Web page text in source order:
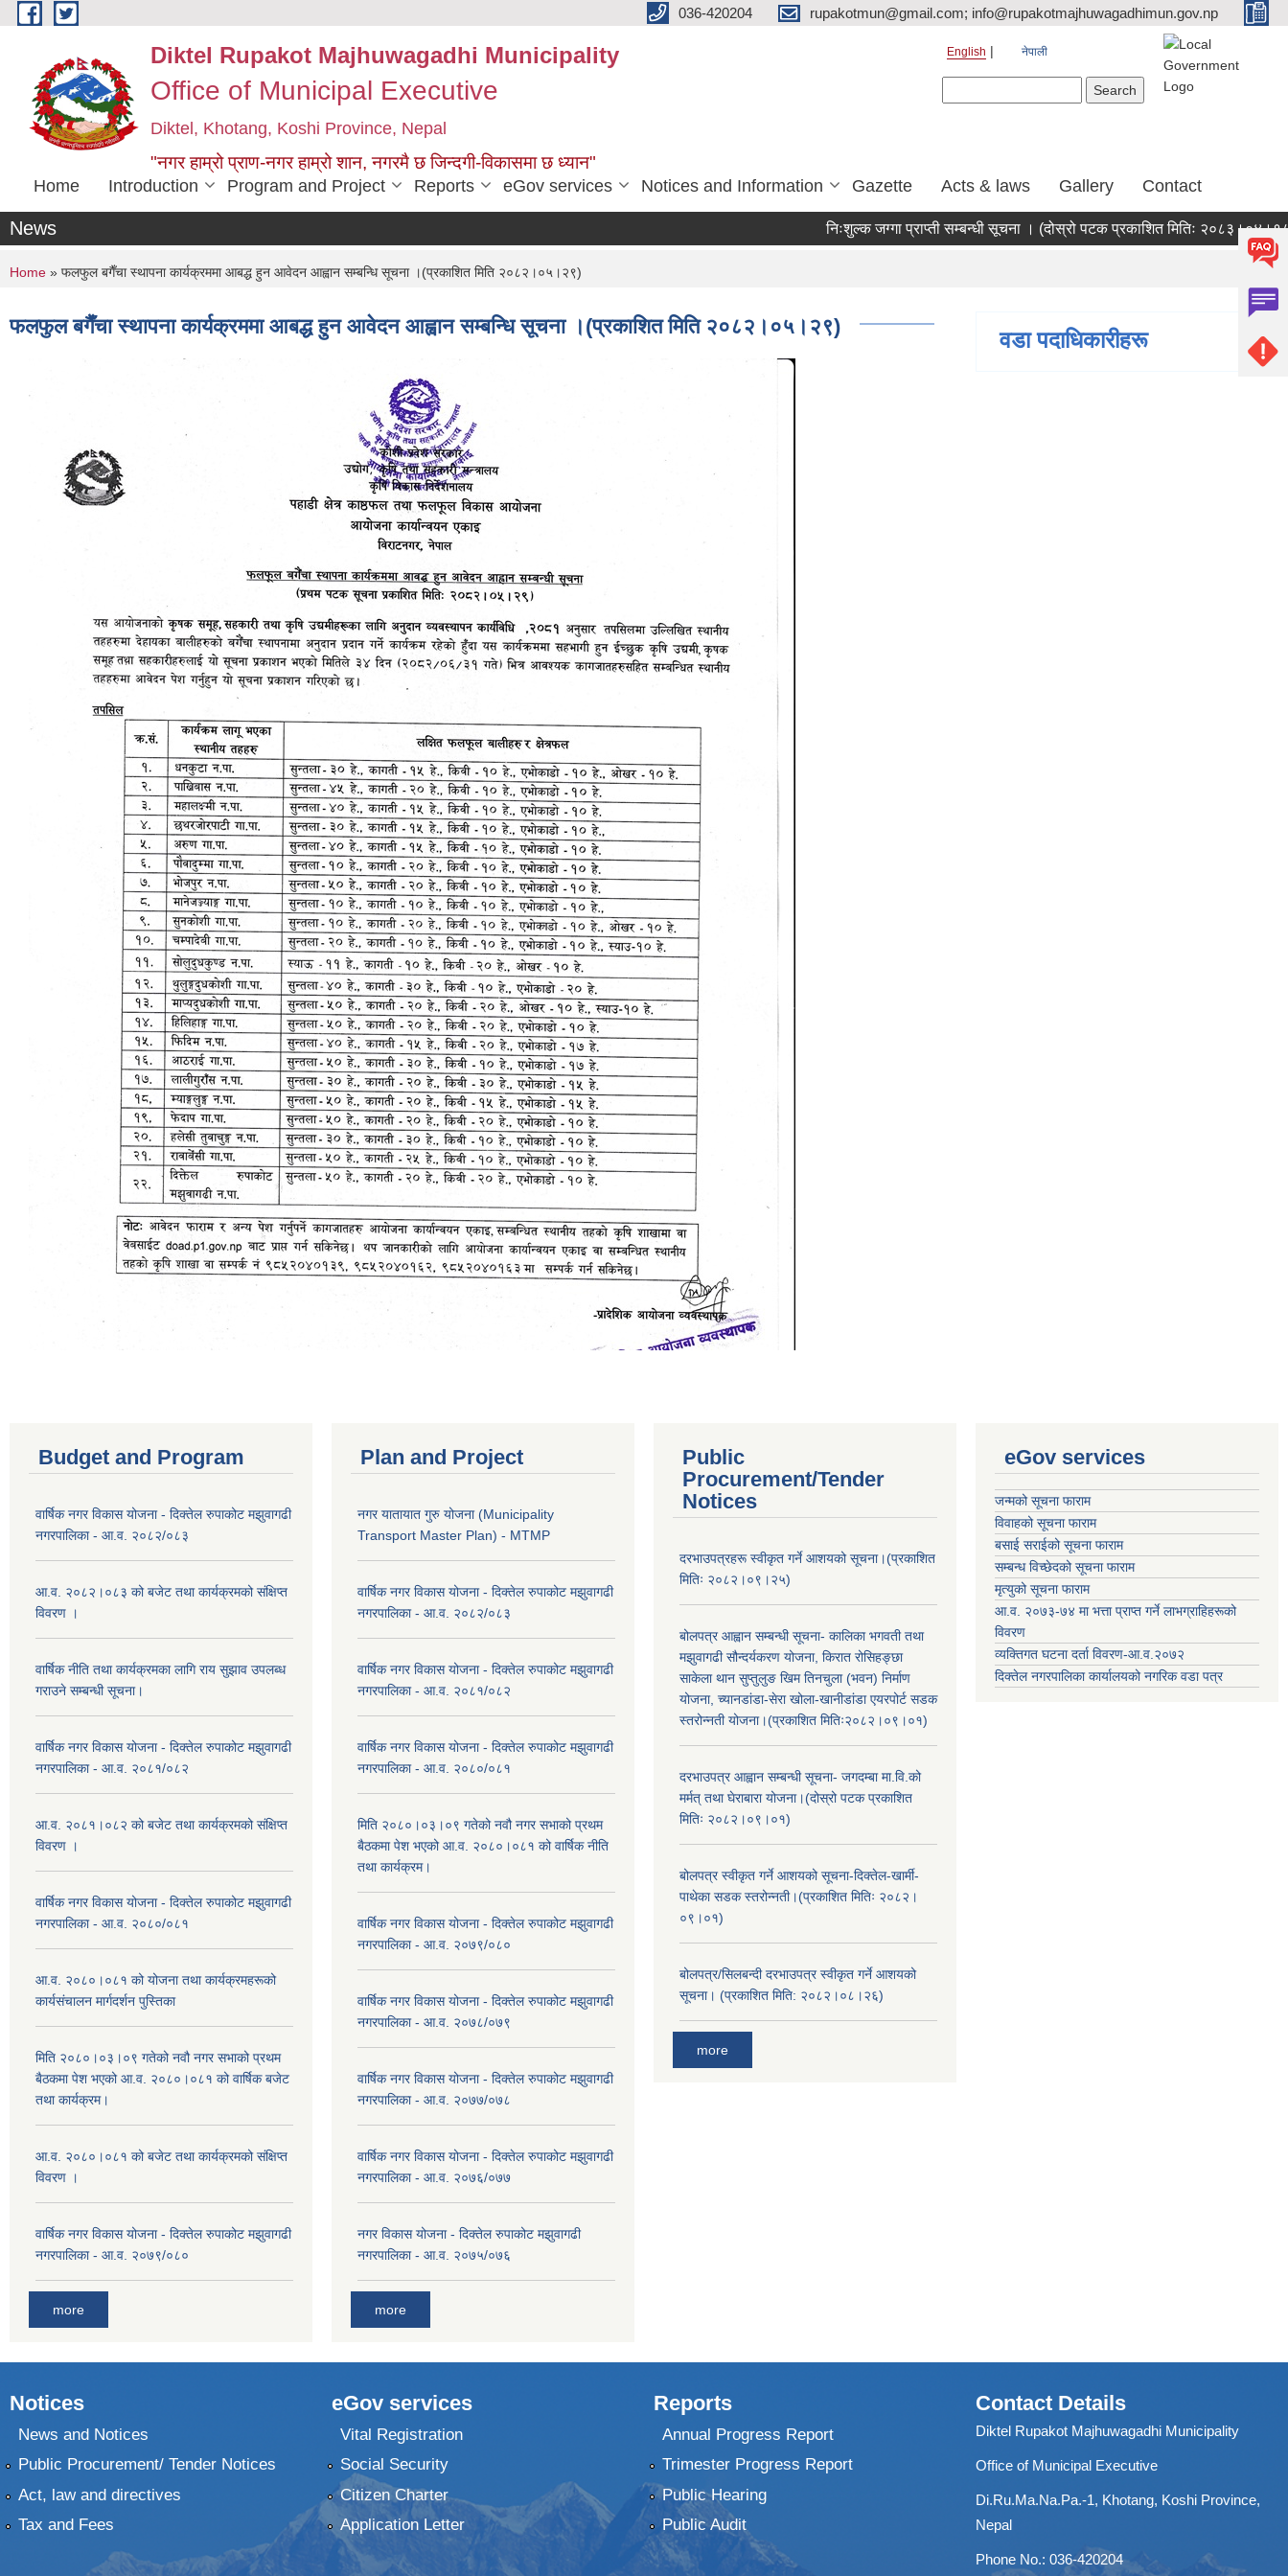
Skip to main content 036-420204 rupakotmun@gmail.com; info@rupakotmajhuwagadhimun.gov.np
Diktel Rupakot Majhuwagadhi Municipality
Office of Municipal Executive
Diktel, Khotang, Koshi Province, Nepal
"नगर हाम्रो प्राण-नगर हाम्रो शान, नगरमै छ जिन्दगी-विकासमा छ ध्यान"
English नेपाली
Home Introduction Program and Project Reports eGov services Notices and Information Gazette Acts & laws Gallery Contact
News निःशुल्क जग्गा प्राप्ती सम्बन्धी सूचना । (दोस्रो पटक प्रकाशित मितिः २०८३।०४।१८)
You are here
Home » फलफुल बगैँचा स्थापना कार्यक्रममा आबद्ध हुन आवेदन आह्वान सम्बन्धि सूचना ।(प्रकाशित मिति २०८२।०५।२९)
फलफुल बगैँचा स्थापना कार्यक्रममा आबद्ध हुन आवेदन आह्वान सम्बन्धि सूचना ।(प्रकाशित मिति २०८२।०५।२९)
वडा पदाधिकारीहरू
Budget and Program
वार्षिक नगर विकास योजना - दिक्तेल रुपाकोट मझुवागढी
नगरपालिका - आ.व. २०८२/०८३
आ.व. २०८२।०८३ को बजेट तथा कार्यक्रमको संक्षिप्त
विवरण ।
वार्षिक नीति तथा कार्यक्रमका लागि राय सुझाव उपलब्ध
गराउने सम्बन्धी सूचना।
वार्षिक नगर विकास योजना - दिक्तेल रुपाकोट मझुवागढी
नगरपालिका - आ.व. २०८१/०८२
आ.व. २०८१।०८२ को बजेट तथा कार्यक्रमको संक्षिप्त
विवरण ।
वार्षिक नगर विकास योजना - दिक्तेल रुपाकोट मझुवागढी
नगरपालिका - आ.व. २०८०/०८१
आ.व. २०८०।०८१ को योजना तथा कार्यक्रमहरूको
कार्यसंचालन मार्गदर्शन पुस्तिका
मिति २०८०।०३।०९ गतेको नवौ नगर सभाको प्रथम
बैठकमा पेश भएको आ.व. २०८०।०८१ को वार्षिक बजेट
तथा कार्यक्रम।
आ.व. २०८०।०८१ को बजेट तथा कार्यक्रमको संक्षिप्त
विवरण ।
वार्षिक नगर विकास योजना - दिक्तेल रुपाकोट मझुवागढी
नगरपालिका - आ.व. २०७९/०८०
more
Plan and Project
नगर यातायात गुरु योजना (Municipality
Transport Master Plan) - MTMP
वार्षिक नगर विकास योजना - दिक्तेल रुपाकोट मझुवागढी
नगरपालिका - आ.व. २०८२/०८३
वार्षिक नगर विकास योजना - दिक्तेल रुपाकोट मझुवागढी
नगरपालिका - आ.व. २०८१/०८२
वार्षिक नगर विकास योजना - दिक्तेल रुपाकोट मझुवागढी
नगरपालिका - आ.व. २०८०/०८१
मिति २०८०।०३।०९ गतेको नवौ नगर सभाको प्रथम
बैठकमा पेश भएको आ.व. २०८०।०८१ को वार्षिक नीति
तथा कार्यक्रम।
वार्षिक नगर विकास योजना - दिक्तेल रुपाकोट मझुवागढी
नगरपालिका - आ.व. २०७९/०८०
वार्षिक नगर विकास योजना - दिक्तेल रुपाकोट मझुवागढी
नगरपालिका - आ.व. २०७८/०७९
वार्षिक नगर विकास योजना - दिक्तेल रुपाकोट मझुवागढी
नगरपालिका - आ.व. २०७७/०७८
वार्षिक नगर विकास योजना - दिक्तेल रुपाकोट मझुवागढी
नगरपालिका - आ.व. २०७६/०७७
नगर विकास योजना - दिक्तेल रुपाकोट मझुवागढी
नगरपालिका - आ.व. २०७५/०७६
more
Public
Procurement/Tender
Notices
दरभाउपत्रहरू स्वीकृत गर्ने आशयको सूचना।(प्रकाशित
मितिः २०८२।०९।२५)
बोलपत्र आह्वान सम्बन्धी सूचना- कालिका भगवती तथा
मझुवागढी सौन्दर्यकरण योजना, किरात रोसिहङ्छा
साकेला थान सुप्तुलुङ खिम तिनचुला (भवन) निर्माण
योजना, च्यानडांडा-सेरा खोला-खानीडांडा एयरपोर्ट सडक
स्तरोन्नती योजना।(प्रकाशित मितिः२०८२।०९।०१)
दरभाउपत्र आह्वान सम्बन्धी सूचना- जगदम्बा मा.वि.को
मर्मत् तथा घेराबारा योजना।(दोस्रो पटक प्रकाशित
मितिः २०८२।०९।०१)
बोलपत्र स्वीकृत गर्ने आशयको सूचना-दिक्तेल-खार्मी-
पाथेका सडक स्तरोन्नती।(प्रकाशित मितिः २०८२।
०९।०१)
बोलपत्र/सिलबन्दी दरभाउपत्र स्वीकृत गर्ने आशयको
सूचना। (प्रकाशित मिति: २०८२।०८।२६)
more
eGov services
जन्मको सूचना फाराम
विवाहको सूचना फाराम
बसाई सराईको सूचना फाराम
सम्बन्ध विच्छेदको सूचना फाराम
मृत्युको सूचना फाराम
आ.व. २०७३-७४ मा भत्ता प्राप्त गर्ने लाभग्राहिहरूको
विवरण
व्यक्तिगत घटना दर्ता विवरण-आ.व.२०७२
दिक्तेल नगरपालिका कार्यालयको नगरिक वडा पत्र
Notices
News and Notices
Public Procurement/ Tender Notices
Act, law and directives
Tax and Fees
eGov services
Vital Registration
Social Security
Citizen Charter
Application Letter
Reports
Annual Progress Report
Trimester Progress Report
Public Hearing
Public Audit
Contact Details
Diktel Rupakot Majhuwagadhi Municipality
Office of Municipal Executive
Di.Ru.Ma.Na.Pa.-1, Khotang, Koshi Province,
Nepal
Phone No.: 036-420204